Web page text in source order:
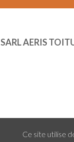
SARL AERIS
Ce site utilise